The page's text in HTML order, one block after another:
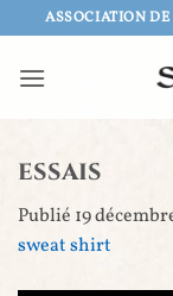
Passer
au
contenu
ASSOCIATION
essais
Publié 19
sweat shirt